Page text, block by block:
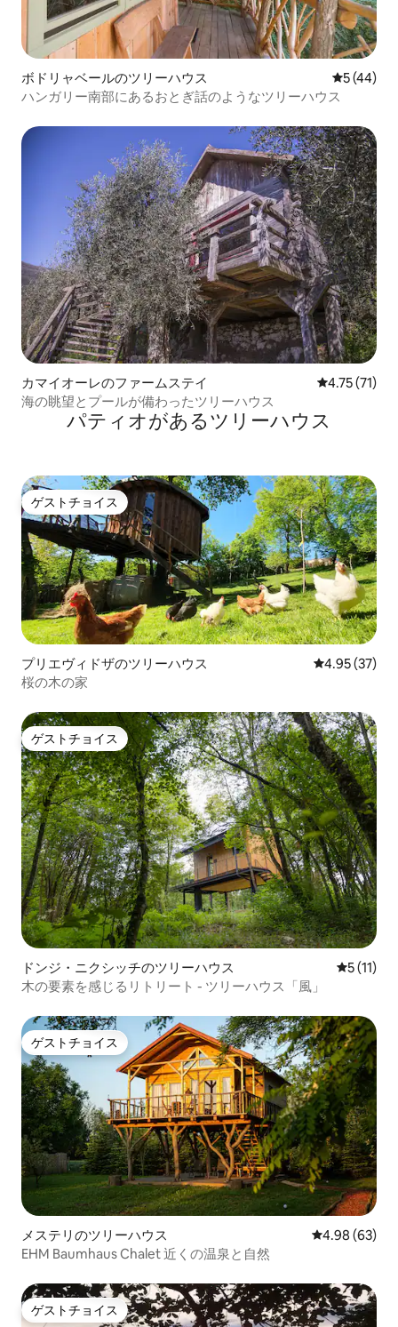
ボドリャベールのツリーハウス レビュー
5 (44)
ハンガリー南部にあるおとぎ話のようなツリーハウス
カマイオーレのファームステイ レビュー71
4.75 (71)
海の眺望とプールが備わったツリーハウス
パティオがあるツリーハウス
ゲストチョイス
ゲストチョイス
プリエヴィドザのツリーハウス レビュー37
4.95 (37)
桜の木の家
ゲストチョイス
ゲストチョイス
ドンジ・ニクシッチのツリーハウス レビュー
5 (11)
木の要素を感じるリトリート - ツリーハウス「風」
ゲストチョイス
ゲストチョイス
メステリのツリーハウス レビュー63
4.98 (63)
EHM Baumhaus Chalet 近くの温泉と自然
ゲストチョイス
ゲストチョイス